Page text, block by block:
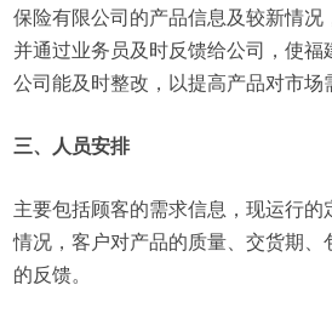
保险有限公司的产品信息及较新情况
并通过业务员及时反馈给公司，使福
公司能及时整改，以提高产品对市场
三、人员安排
主要包括顾客的需求信息，现运行的
情况，客户对产品的质量、交货期、
的反馈。